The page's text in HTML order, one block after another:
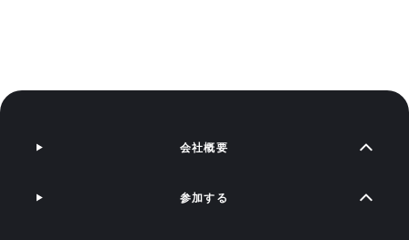
会社概要
参加する